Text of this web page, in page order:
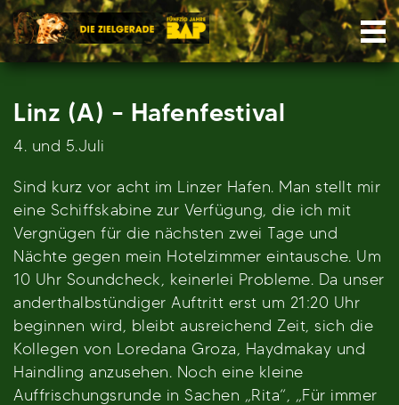
Skip
to
content
Linz (A) – Hafenfestival
4. und 5.Juli
Sind kurz vor acht im Linzer Hafen. Man stellt mir
eine Schiffskabine zur Verfügung, die ich mit
Vergnügen für die nächsten zwei Tage und
Nächte gegen mein Hotelzimmer eintausche. Um
10 Uhr Soundcheck, keinerlei Probleme. Da unser
anderthalbstündiger Auftritt erst um 21:20 Uhr
beginnen wird, bleibt ausreichend Zeit, sich die
Kollegen von Loredana Groza, Haydmakay und
Haindling anzusehen. Noch eine kleine
Auffrischungsrunde in Sachen „Rita“, „Für immer